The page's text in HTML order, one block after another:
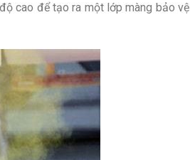
cao để tạo ra một lớp màng bảo vệ